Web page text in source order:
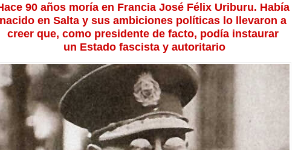
90 años moría en Francia José Félix Uriburu. Había
nacido en Salta y sus ambiciones políticas lo llevaron a
creer que, como presidente de facto, podía instaurar
un Estado fascista y autoritario